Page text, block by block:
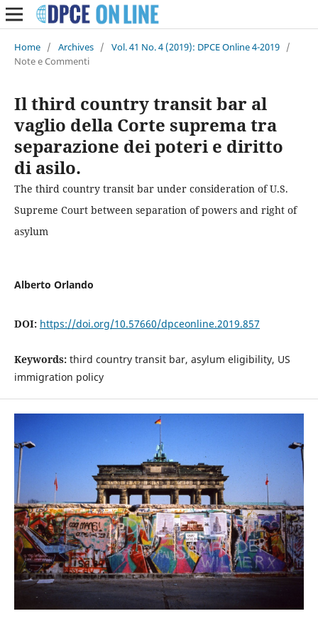
Home / Archives / Vol. 41 No. 4 (2019): DPCE Online 4-2019 /
Note e Commenti
Il third country transit bar al
vaglio della Corte suprema tra
separazione dei poteri e diritto
di asilo.
The third country transit bar under consideration of U.S.
Supreme Court between separation of powers and right of
asylum
Alberto Orlando
DOI: https://doi.org/10.57660/dpceonline.2019.857
Keywords: third country transit bar, asylum eligibility, US
immigration policy